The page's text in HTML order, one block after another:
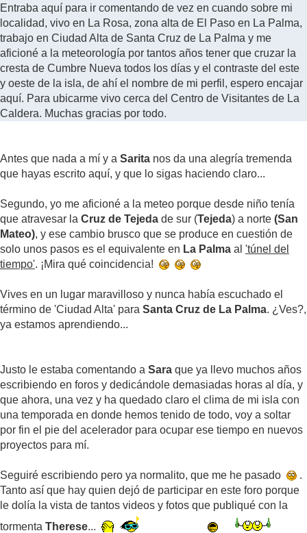
Entraba aquí para ir comentando de vez en cuando sobre mi
localidad, vivo en La Rosa, zona alta de El Paso en La Palma,
trabajo en Ciudad Alta de Santa Cruz de La Palma y me
aficioné a la meteorología por tantos años tener que cruzar la
cresta de Cumbre Nueva todos los días y el contraste del este
y oeste de la isla, de ahí el nombre de mi perfil, espero encajar
aquí. Para ubicarme vivo cerca del Centro de Visitantes de La
Caldera. Muchas gracias por todo.
Antes que nada a mí y a Sarita nos da una alegría tremenda
que hayas escrito aquí, y que lo sigas haciendo claro...
Segundo, yo me aficioné a la meteo porque desde niño tenía
que atravesar la Cruz de Tejeda de sur (Tejeda) a norte (San
Mateo), y ese cambio brusco que se produce en cuestión de
solo unos pasos es el equivalente en La Palma al 'túnel del
tiempo'. ¡Mira qué coincidencia!
Vives en un lugar maravilloso y nunca había escuchado el
término de 'Ciudad Alta' para Santa Cruz de La Palma. ¿Ves?,
ya estamos aprendiendo...
Justo le estaba comentando a Sara que ya llevo muchos años
escribiendo en foros y dedicándole demasiadas horas al día, y
que ahora, una vez y ha quedado claro el clima de mi isla con
una temporada en donde hemos tenido de todo, voy a soltar
por fin el pie del acelerador para ocupar ese tiempo en nuevos
proyectos para mí.
Seguiré escribiendo pero ya normalito, que me he pasado
.
Tanto así que hay quien dejó de participar en este foro porque
le dolía la vista de tantos videos y fotos que publiqué con la
tormenta Therese...